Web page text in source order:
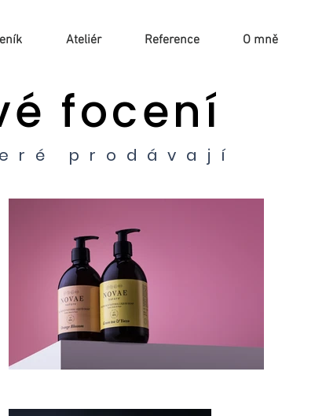
Ateliér Reference O mně
focení
prodávají